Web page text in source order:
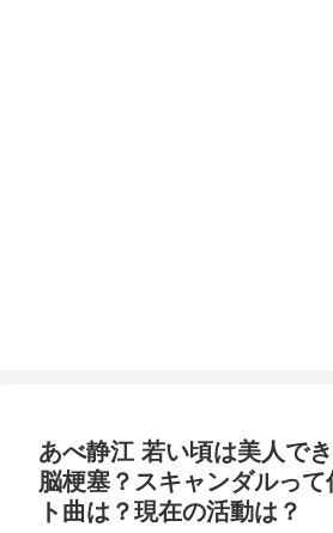
あべ静江 若い頃は美人で
脳梗塞？スキャンダルっ
ト曲は？現在の活動は？